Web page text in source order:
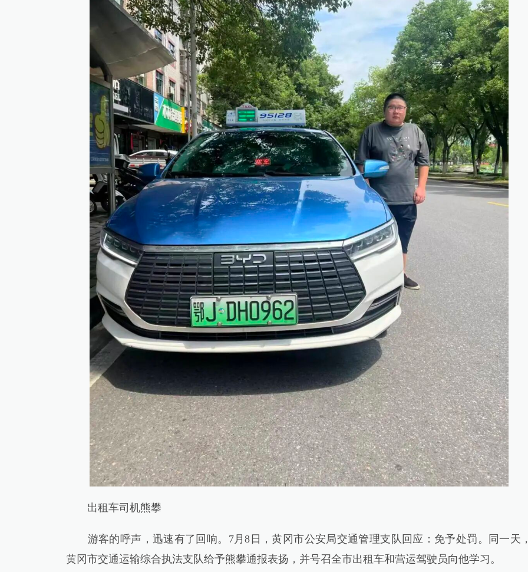
出租车司机熊攀
游客的呼声，迅速有了回响。7月8日，黄冈市公安局交通管理支队回应：免予处罚。同一天
黄冈市交通运输综合执法支队给予熊攀通报表扬，并号召全市出租车和营运驾驶员向他学习。